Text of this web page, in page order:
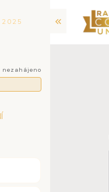
2025
nezahájeno